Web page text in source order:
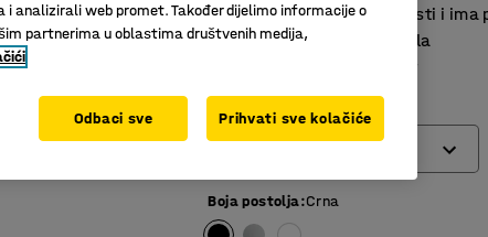
Površina stola se lako čisti i ima
Ukošeni rubovi ploče stola
Izdržljiv prešani laminat
Dužina (mm)
3200
2400
Boja postolja:Crna
analizirali web promet. Također dijelimo informacije o
partnerima u oblastima društvenih medija,
Odbaci sve Prihvati sve kolačiće